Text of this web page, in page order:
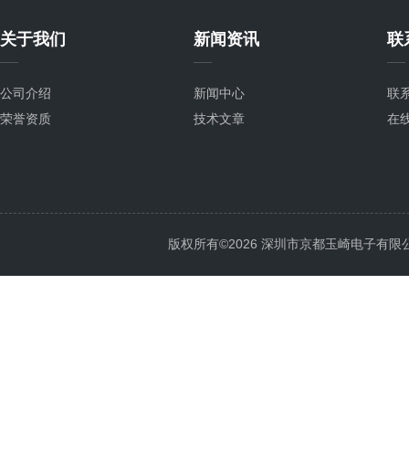
关于我们
公司介绍
荣誉资质
新闻资讯
新闻中心
技术文章
联
联
在
版权所有©2026 深圳市京都玉崎电子有